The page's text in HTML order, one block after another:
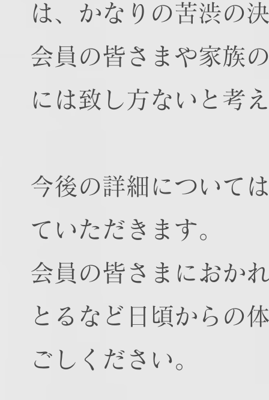
は、かなりの苦渋の
会員の皆さまや家族
には致し方ないと考
今後の詳細について
ていただきます。
会員の皆さまにおか
とるなど日頃からの
ごしください。